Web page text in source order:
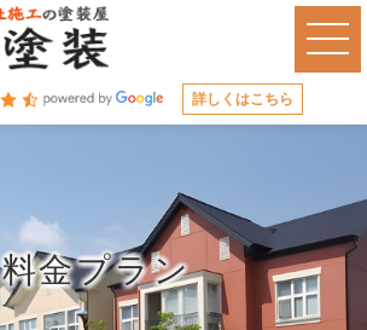
詳しくはこちら
料金プラン